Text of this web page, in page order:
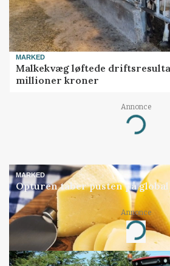
MARKED
Malkekvæg løftede
millioner kroner
Annonce
Loading...
MARKED
Opturen taber pusten på
Annonce
Loading...